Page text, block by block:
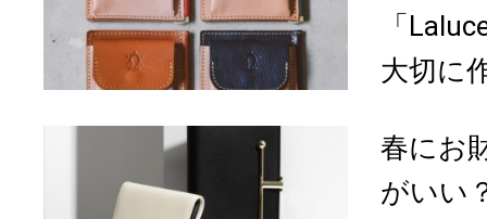
「
大切に
春にお
がいい